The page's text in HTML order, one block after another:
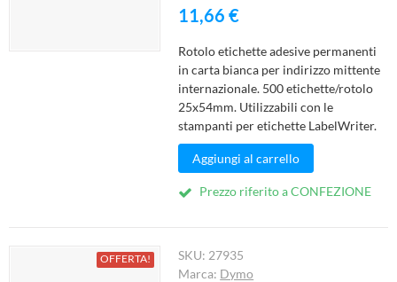
11,66 €
Rotolo etichette adesive permanenti
in carta bianca per indirizzo mittente
internazionale. 500 etichette/rotolo
25x54mm. Utilizzabili con le
stampanti per etichette LabelWriter.
Aggiungi al carrello
Prezzo riferito a CONFEZIONE
OFFERTA! SKU: 27935
Marca: Dymo